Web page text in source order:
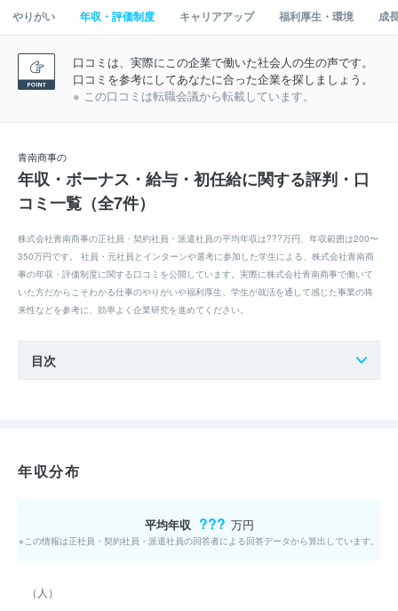
やりがい 年収・評価制度 キャリアアップ 福利厚生・環境 成
口コミは、実際にこの企業で働いた社会人の生の声です。
口コミを参考にしてあなたに合った企業を探しましょう。
※ この口コミは転職会議から転載しています。
青南商事の
年収・ボーナス・給与・初任給に関する評判・口
コミ一覧（全7件）
株式会社青南商事の正社員・契約社員・派遣社員の平均年収は???万円、年収範囲は200〜
350万円です。 社員・元社員とインターンや選考に参加した学生による、株式会社青南商
事の年収・評価制度に関する口コミを公開しています。実際に株式会社青南商事で働いて
いた方だからこそわかる仕事のやりがいや福利厚生、学生が就活を通して感じた事業の将
来性などを参考に、効率よく企業研究を進めてください。
目次
年収分布
平均年収 ??? 万円
※この情報は正社員・契約社員・派遣社員の回答者による回答データから算出しています。
（人）